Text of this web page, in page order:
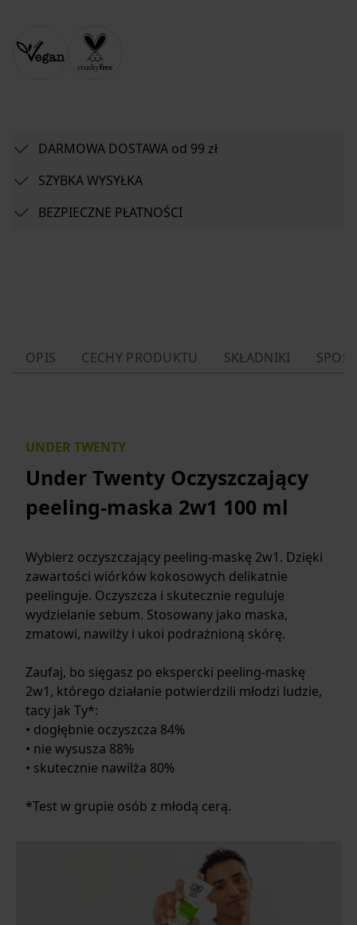
DARMOWA DOSTAWA od 99 zł
SZYBKA WYSYŁKA
BEZPIECZNE PŁATNOŚCI
OPIS CECHY PRODUKTU SKŁADNIKI
UNDER TWENTY
Under Twenty Oczyszczający
peeling-maska 2w1 100 ml
Wybierz oczyszczający peeling-maskę 2w1. Dzięki
zawartości wiórków kokosowych delikatnie
peelinguje. Oczyszcza i skutecznie reguluje
wydzielanie sebum. Stosowany jako maska,
zmatowi, nawilży i ukoi podrażnioną skórę.
Zaufaj, bo sięgasz po ekspercki peeling-maskę
2w1, którego działanie potwierdzili młodzi ludzie,
tacy jak Ty*:
• dogłębnie oczyszcza 84%
• nie wysusza 88%
• skutecznie nawilża 80%
*Test w grupie osób z młodą cerą.